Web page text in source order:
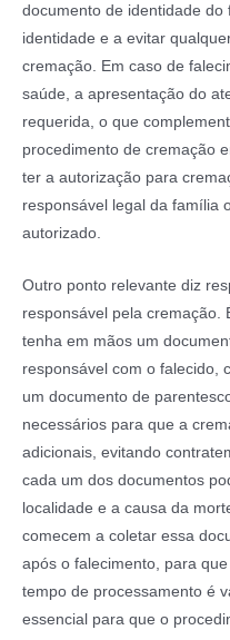
documento de identidade do
identidade e a evitar
cremação. Em caso de
saúde, a apresentação do
requerida, o que
procedimento de cremação
ter a autorização para
responsável legal da família
autorizado.
Outro ponto relevante diz
responsável pela cremação.
tenha em mãos um
responsável com o falecido,
um documento de
necessários para que a
adicionais, evitando
cada um dos documentos
localidade e a causa da
comecem a coletar essa
após o falecimento, para
tempo de processamento é
essencial para que o